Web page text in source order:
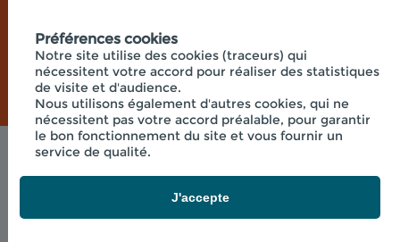
Mentions légales
© 2026 - UNION RÉGIONALE DES CPIE HAUTS-DE-
FRANCE - SIÈGE SOCIAL 33 RUE DES VICTIMES DE
COMPORTET, 02000 MERLIEUX-ET-
Préférences cookies
Notre site utilise des cookies (traceurs) qui
nécessitent votre accord pour réaliser des statistiques
de visite et d'audience.
Nous utilisons également d'autres cookies, qui ne
nécessitent pas votre accord préalable, pour garantir
le bon fonctionnement du site et vous fournir un
service de qualité.
J'accepte